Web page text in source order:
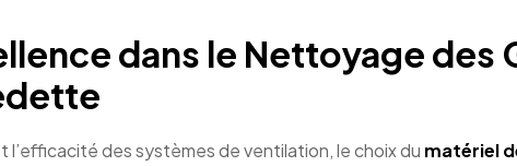
dans le Nettoyage des
l’efficacité des systèmes de ventilation, le choix du matériel